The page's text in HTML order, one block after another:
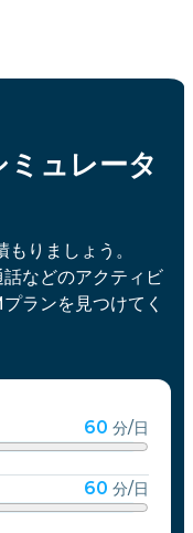
ュレータ
りましょう。
などのアクティビ
ランを見つけてく
60 分/日
60 分/日